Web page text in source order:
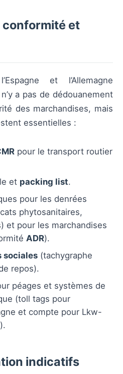
et
et l’Allemagne
a pas de dédouanement
des marchandises, mais
essentielles :
pour le transport routier
et packing list.
pour les denrées
phytosanitaires,
et pour les marchandises
ADR).
sociales (tachygraphe
repos).
péages et systèmes de
(toll tags pour
et compte pour Lkw-
indicatifs